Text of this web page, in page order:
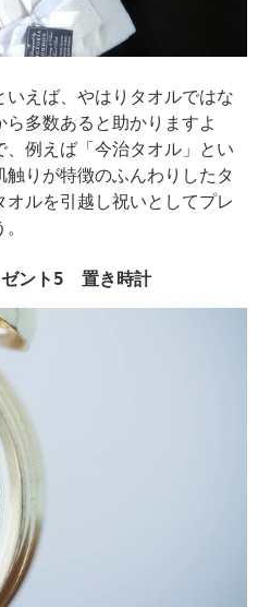
えば、やはりタオルではな
多数あると助かりますよ
例えば「今治タオル」とい
りが特徴のふんわりしたタ
ルを引越し祝いとしてプレ
ゼント5 置き時計